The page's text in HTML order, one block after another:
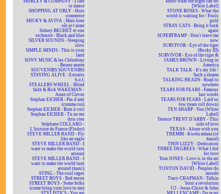
SHIRLEY & COMPANY - I like
to dance
SHOPPING AT ORLY - Hors
commerce
SHUKY & AVIVA - Mais bien
sûr je t'aime
Sidney BECHET et son
orchestre - Black and blue
SILVER SOUNDS - Sleeping
slow
SIMPLE MINDS - This is your
land
SONY MUSIC & les Chérubins
- Bonne année
SOUVENIRS SOUVENIRS
STAYING ALIVE - Extraits
b.o.f.
STEALERS WHEEL - Blind
faith & Rick WAKEMAN -
Anne of Cleves
Stephan EICHER - Pas d'ami
(comme toi)
Stephan EICHER - Rien à voir
Stephan EICHER - Tu ne me
dois rien
Stéphane COLLARO -
L'histoire de France (Flodor)
STEVE MILLER BAND - Fly
like an eagle
STEVE MILLER BAND - I
want to make the world turn
around
STEVE MILLER BAND - I
want to make the world turn
around (maxi)
STING - The soul cages
STREET BOYS - Red moon
STREET BOYS - Some folks
(come bring your love to me)
STYLISTICS - You are
know what the night can do
[White Label]
STONE ROSES - What the
world is waiting for / Fools
gold
STRAY CATS - Bring it back
again
SUPERTRAMP - Don't leave me
now
SURVIVOR - Eye of the tiger
(Rocky III)
SURVIVOR - Eye of the tiger &
JAMES BROWN - Living in
America
TALK TALK - It's my life /
Such a shame
TALKING HEADS - Road to
nowhere
TEARS FOR FEARS - Famous
last words
TEARS FOR FEARS - Laid so
low (tears roll down)
TEN SHARP - You [White
Label]
Terence TRENT D'ARBY - This
side of love
TEXAS - Alone with you
THEMBI - Kwela mfana (cé
dansé)
THIN LIZZY - Dedication
THREE DEGREES - What I did
for love
Tom JONES - Love is in the air
[White Label]
TONTON DAVID - Peuples du
monde
Tracy CHAPMAN - Talkin
'bout a revolution
U2 - Jesus-Christ & John
MELLENCAMP - Do re mi